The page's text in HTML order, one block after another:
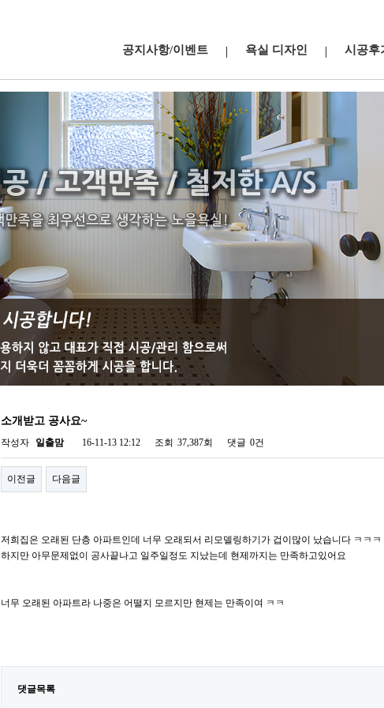
공지사항/이벤트 욕실 디자인 시공후
소개받고 공사요~
작성자 일출맘 16-11-13 12:12 조회 37,387회 댓글 0건
이전글 다음글
저희집은 오래된 단층 아파트인데 너무 오래되서 리모델링하기가 겁이많이 났습니다 ㅋㅋㅋ
하지만 아무문제없이 공사끝나고 일주일정도 지났는데 현제까지는 만족하고있어요
너무 오래된 아파트라 나중은 어떨지 모르지만 현제는 만족이여 ㅋㅋ
댓글목록